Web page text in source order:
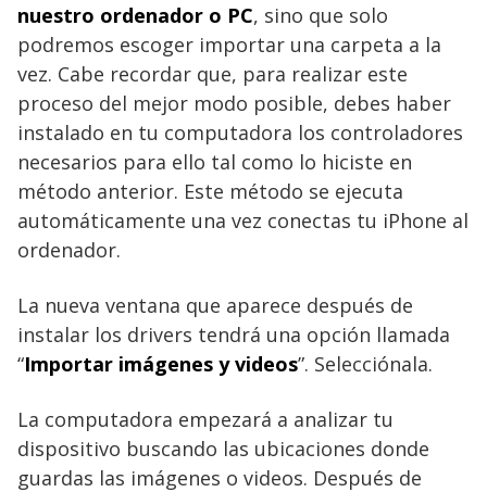
nuestro ordenador o PC, sino que solo
podremos escoger importar una carpeta a la
vez. Cabe recordar que, para realizar este
proceso del mejor modo posible, debes haber
instalado en tu computadora los controladores
necesarios para ello tal como lo hiciste en
método anterior. Este método se ejecuta
automáticamente una vez conectas tu iPhone al
ordenador.
La nueva ventana que aparece después de
instalar los drivers tendrá una opción llamada
“Importar imágenes y videos”. Selecciónala.
La computadora empezará a analizar tu
dispositivo buscando las ubicaciones donde
guardas las imágenes o videos. Después de